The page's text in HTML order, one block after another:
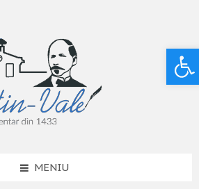
MENIU
Deschide bara de unelte